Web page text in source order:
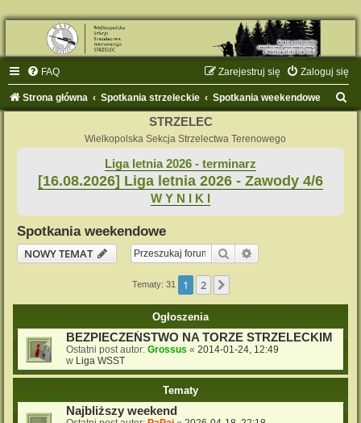
FAQ Zaloguj się
Zarejestruj się
Strona główna Spotkania strzeleckie Spotkania weekendowe
STRZELEC
Wielkopolska Sekcja Strzelectwa Terenowego
Liga letnia 2026 - terminarz
[16.08.2026] Liga letnia 2026 - Zawody 4/6
W Y N I K I
Spotkania weekendowe
NOWY TEMAT
Szukaj
Tematy: 31 1 2
Ogłoszenia
BEZPIECZEŃSTWO NA TORZE STRZELECKIM
Ostatni post autor: Grossus « 2014-01-24, 12:49
w Liga WSST
Tematy
Najbliższy weekend